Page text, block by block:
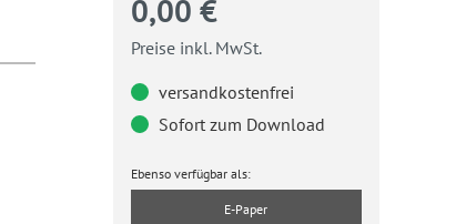
0,00 €
Preise inkl. MwSt.
versandkostenfrei
Sofort zum Download
Ebenso verfügbar als:
E-Paper